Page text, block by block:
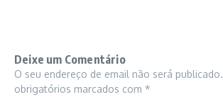
Deixe um Comentário
O seu endereço de email não será publicado.
obrigatórios marcados com *